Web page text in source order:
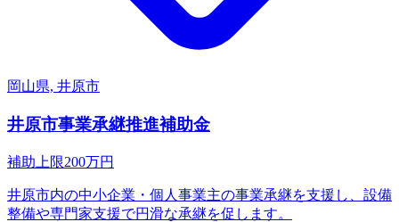
岡山県, 井原市
井原市事業承継推進補助金
補助上限200万円
井原市内の中小企業・個人事業主の事業承継を支援し、設備
整備や専門家支援で円滑な承継を促します。